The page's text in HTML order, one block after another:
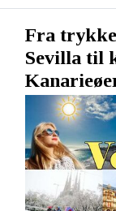
Fra
Sevilla til